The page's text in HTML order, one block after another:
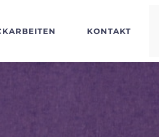
KONTAKT